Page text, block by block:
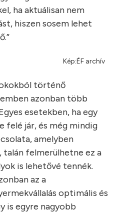
ha aktuálisan nem
hiszen sosem lehet
Kép:ÉF archív
történő
azonban több
esetekben, ha egy
felé jár, és még mindig
amelyben
talán felmerülhetne ez a
is lehetővé tennék.
az a
optimális és
is egyre nagyobb